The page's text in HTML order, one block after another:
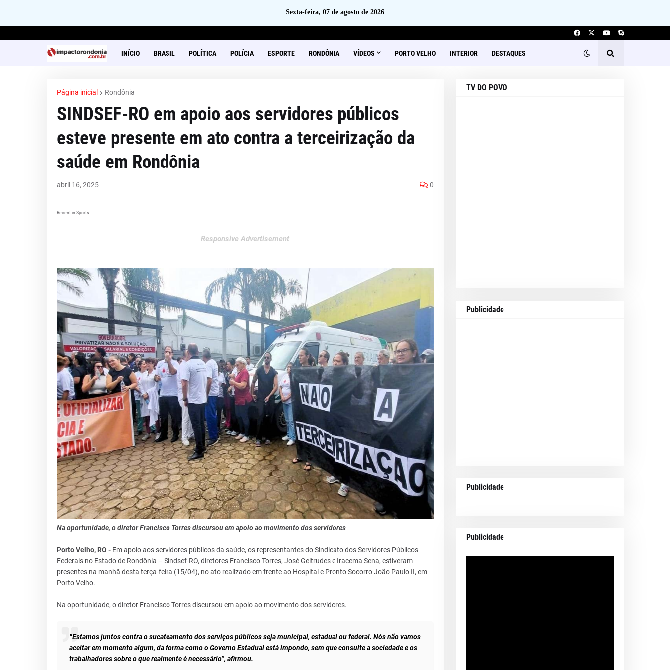
Sexta-feira, 07 de agosto de 2026
INÍCIO BRASIL POLÍTICA POLÍCIA ESPORTE RONDÔNIA VÍDEOS PORTO VELHO INTERIOR DESTAQUES
Página inicial Rondônia
SINDSEF-RO em apoio aos servidores públicos
esteve presente em ato contra a terceirização da
saúde em Rondônia
abril 16, 2025 0
Recent in Sports
Responsive Advertisement
Na oportunidade, o diretor Francisco Torres discursou em apoio ao movimento dos servidores
Porto Velho, RO - Em apoio aos servidores públicos da saúde, os representantes do Sindicato dos Servidores Públicos
Federais no Estado de Rondônia – Sindsef-RO, diretores Francisco Torres, José Geltrudes e Iracema Sena, estiveram
presentes na manhã desta terça-feira (15/04), no ato realizado em frente ao Hospital e Pronto Socorro João Paulo II, em
Porto Velho.
Na oportunidade, o diretor Francisco Torres discursou em apoio ao movimento dos servidores.
“Estamos juntos contra o sucateamento dos serviços públicos seja municipal, estadual ou federal. Nós não vamos
aceitar em momento algum, da forma como o Governo Estadual está impondo, sem que consulte a sociedade e os
trabalhadores sobre o que realmente é necessário”, afirmou.
TV DO POVO
Publicidade
Publicidade
Publicidade